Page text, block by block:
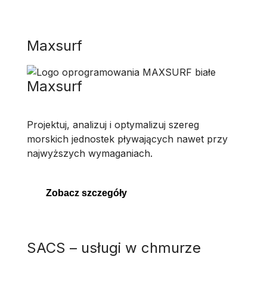
Maxsurf
Maxsurf
Projektuj, analizuj i optymalizuj szereg
morskich jednostek pływających nawet przy
najwyższych wymaganiach.
Zobacz szczegóły
SACS – usługi w chmurze